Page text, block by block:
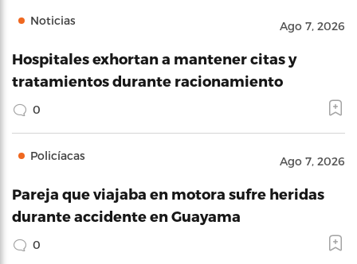
Noticias Ago 7, 2026
Hospitales exhortan a mantener citas y
tratamientos durante racionamiento
0
Policíacas Ago 7, 2026
Pareja que viajaba en motora sufre heridas
durante accidente en Guayama
0